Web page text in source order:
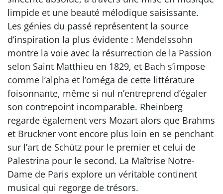
limpide et une beauté mélodique saisissante.
Les génies du passé représentent la source
d’inspiration la plus évidente : Mendelssohn
montre la voie avec la résurrection de la Passion
selon Saint Matthieu en 1829, et Bach s’impose
comme l’alpha et l’oméga de cette littérature
foisonnante, même si nul n’entreprend d’égaler
son contrepoint incomparable. Rheinberg
regarde également vers Mozart alors que Brahms
et Bruckner vont encore plus loin en se penchant
sur l’art de Schütz pour le premier et celui de
Palestrina pour le second. La Maîtrise Notre-
Dame de Paris explore un véritable continent
musical qui regorge de trésors.